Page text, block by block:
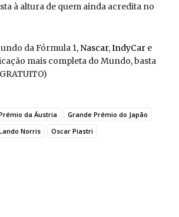
à altura de quem ainda acredita no
da Fórmula 1, Nascar,IndyCar e
mais completa do Mundo, basta
da Áustria
Grande Prémio do Japão
Norris
Oscar Piastri